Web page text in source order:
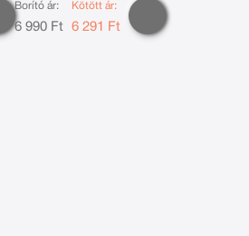
Borító ár:
6 990 Ft
Kötött ár:
6 291 Ft